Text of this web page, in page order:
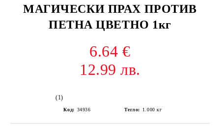
МАГИЧЕСКИ ПРАХ ПРОТИВ
ПЕТНА ЦВЕТНО 1кг
6.64 €
12.99 лв.
(1)
Код: 34936 Тегло: 1.000 кг